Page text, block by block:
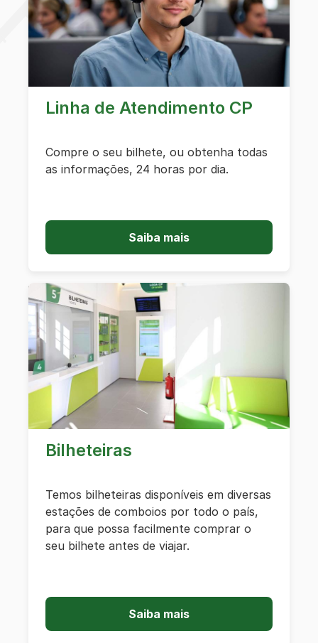
Linha de Atendimento CP
Compre o seu bilhete, ou obtenha todas
as informações, 24 horas por dia.
Saiba mais
Bilheteiras
Temos bilheteiras disponíveis em diversas
estações de comboios por todo o país,
para que possa facilmente comprar o
seu bilhete antes de viajar.
Saiba mais